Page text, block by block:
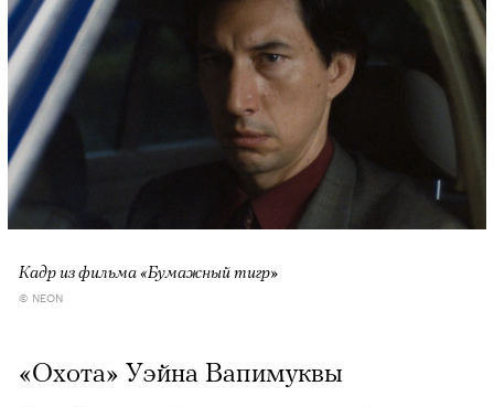
Кадр из фильма «Бумажный тигр»
© NEON
«Охота» Уэйна Вапимуквы